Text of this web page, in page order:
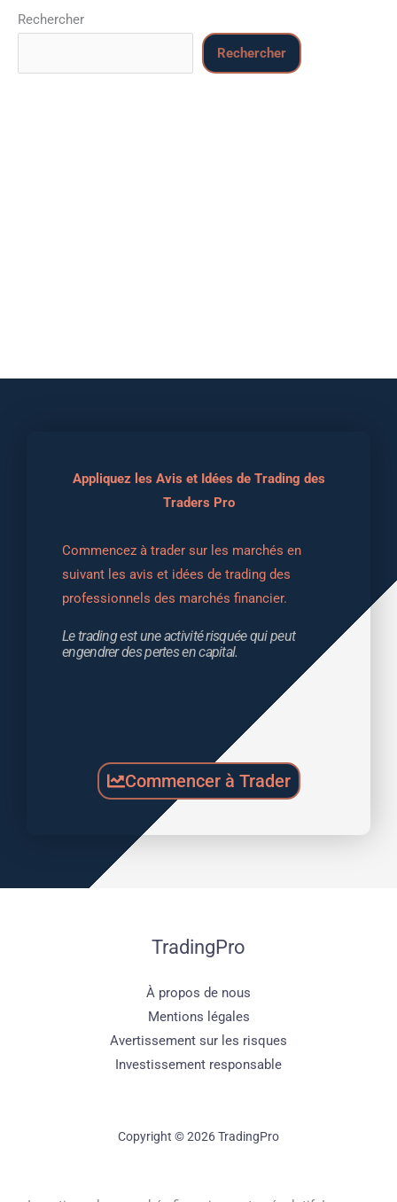
Rechercher
Rechercher
Appliquez les Avis et Idées de Trading des
Traders Pro
Commencez à trader sur les marchés en
suivant les avis et idées de trading des
professionnels des marchés financier.
Le trading est une activité risquée qui peut
engendrer des pertes en capital.
Commencer à Trader
TradingPro
À propos de nous
Mentions légales
Avertissement sur les risques
Investissement responsable
Copyright © 2026 TradingPro